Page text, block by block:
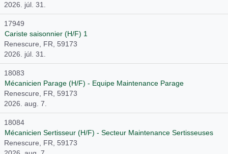
2026. júl. 31.
17949
Cariste saisonnier (H/F) 1
Renescure, FR, 59173
2026. júl. 31.
18083
Mécanicien Parage (H/F) - Equipe Maintenance Parage
Renescure, FR, 59173
2026. aug. 7.
18084
Mécanicien Sertisseur (H/F) - Secteur Maintenance Sertisseuses
Renescure, FR, 59173